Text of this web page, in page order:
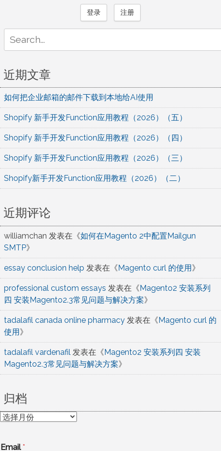
登录 注册
for:
近期文章
如何把企业邮箱的邮件下载到本地给AI使用
Shopify 新手开发Function应用教程（2026）（五）
Shopify 新手开发Function应用教程（2026）（四）
Shopify 新手开发Function应用教程（2026）（三）
Shopify新手开发Function应用教程（2026）（二）
近期评论
williamchan 发表在《如何在Magento 2中配置Mailgun
SMTP》
essay conclusion help 发表在《Magento curl 的使用》
professional custom essays 发表在《Magento2 安装系列
四 安装Magento2.3常见问题与解决方案》
tadalafil canada online pharmacy 发表在《Magento curl 的
使用》
tadalafil vardenafil 发表在《Magento2 安装系列四 安装
Magento2.3常见问题与解决方案》
归档
归
Email*